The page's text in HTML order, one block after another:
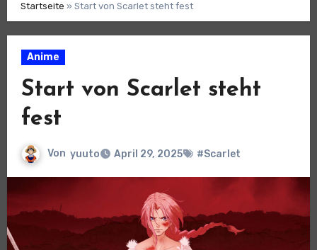
Startseite » Start von Scarlet steht fest
Anime
Start von Scarlet steht
fest
Von yuuto April 29, 2025 #Scarlet